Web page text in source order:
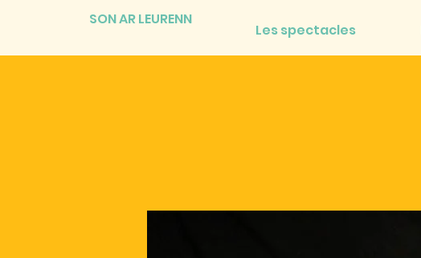
SON AR LEURENN
Les spectacles